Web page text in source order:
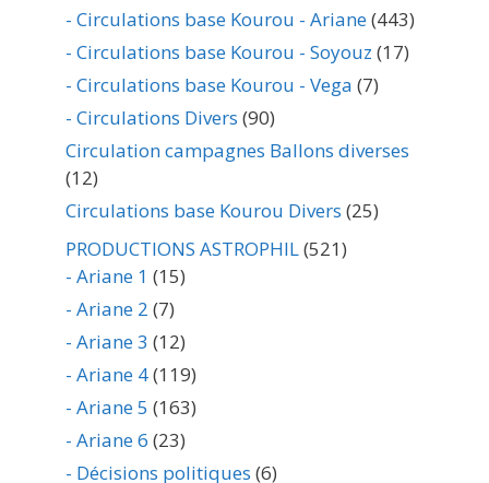
- Circulations base Kourou - Ariane(443)
- Circulations base Kourou - Soyouz (17)
- Circulations base Kourou - Vega (7)
- Circulations Divers (90)
Circulation campagnes Ballons diverses
(12)
Circulations base Kourou Divers (25)
PRODUCTIONS ASTROPHIL(521)
- Ariane 1 (15)
- Ariane 2 (7)
- Ariane 3 (12)
- Ariane 4(119)
- Ariane 5 (163)
- Ariane 6 (23)
- Décisions politiques (6)